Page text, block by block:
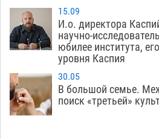
15.09
И.о. директора
научно-
юбилее института,
уровня Каспия
30.05
В большой семье.
поиск «третьей»